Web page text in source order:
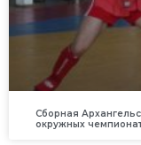
Сборная
окружных